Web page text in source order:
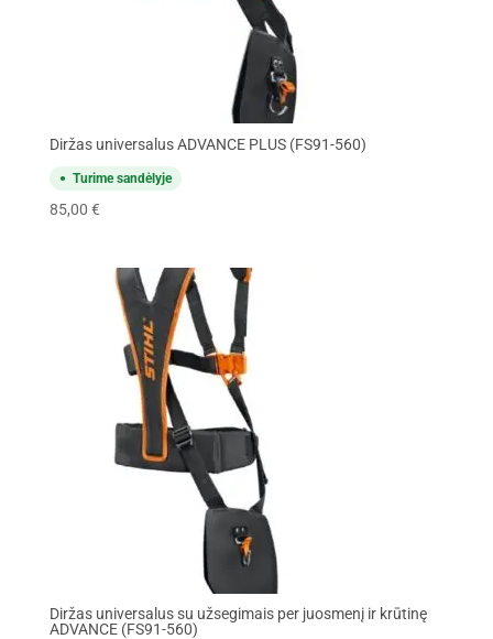
Diržas universalus ADVANCE PLUS (FS91-560)
Turime sandėlyje
85,00 €
Diržas universalus su užsegimais per juosmenį ir krūtinę
ADVANCE (FS91-560)